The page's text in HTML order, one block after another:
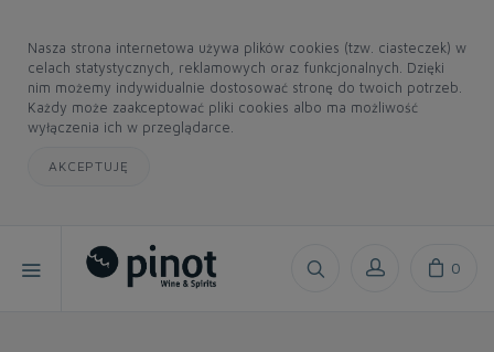
Nasza strona internetowa używa plików cookies (tzw. ciasteczek) w
celach statystycznych, reklamowych oraz funkcjonalnych. Dzięki
nim możemy indywidualnie dostosować stronę do twoich potrzeb.
Każdy może zaakceptować pliki cookies albo ma możliwość
wyłączenia ich w przeglądarce.
AKCEPTUJĘ
0